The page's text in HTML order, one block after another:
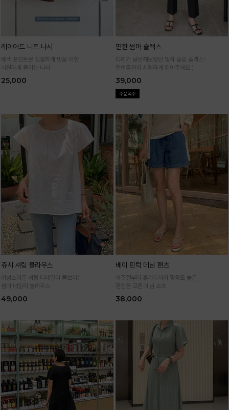
레이어드 니트 나시
배색 포인트로 심플하게 멋을 더한
시원하게 즐기는 나시
25,000
편한 썸머 슬랙스
다리가 날씬해보였던 일자 슬림 슬랙스!
한여름까지 시원하게 입어주세요:)
39,000
쥬시 셔링 블라우스
여성스러운 셔링 디테일이 돋보이는
썸머 데일리 블라우스
49,000
베이 핀턱 데님 팬츠
캐주얼부터 휴가룩까지 활용도 높은
편안한 코튼 데님 쇼츠
38,000